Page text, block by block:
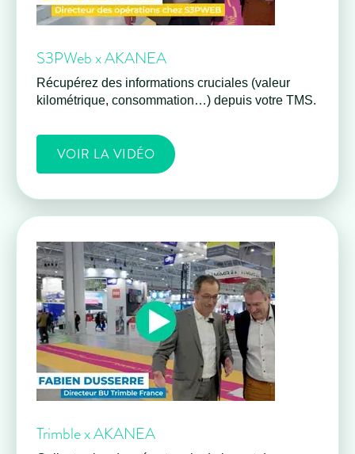
S3PWeb x AKANEA
Récupérez des informations cruciales (valeur
kilométrique, consommation…) depuis votre TMS.
VOIR LA VIDÉO
Trimble x AKANEA